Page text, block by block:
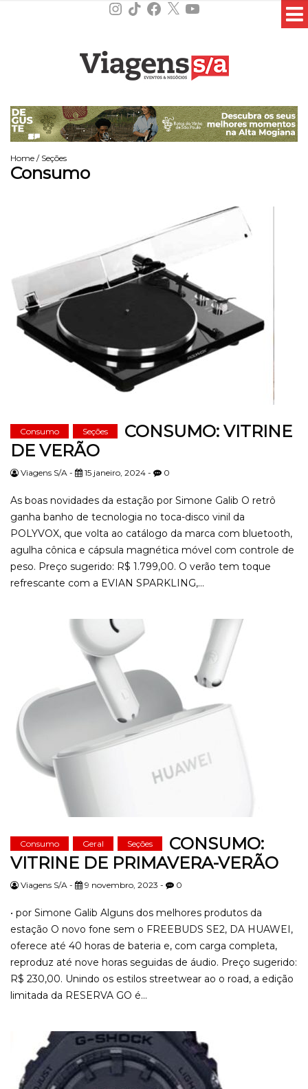
Instagram
TikTokFacebook
X YouTube
Home / Seções
Consumo
Consumo Seções
CONSUMO: VITRINE
DE VERÃO
Viagens S/A - 15 janeiro, 2024 - 0
As boas novidades da estação por Simone Galib O retrô
ganha banho de tecnologia no toca-disco vinil da
POLYVOX, que volta ao catálogo da marca com bluetooth,
agulha cônica e cápsula magnética móvel com controle de
peso. Preço sugerido: R$ 1.799,00. O verão tem toque
refrescante com a EVIAN SPARKLING,...
Consumo Geral Seções
CONSUMO:
VITRINE DE PRIMAVERA-VERÃO
Viagens S/A - 9 novembro, 2023 - 0
• por Simone Galib Alguns dos melhores produtos da
estação O novo fone sem o FREEBUDS SE2, DA HUAWEI,
oferece até 40 horas de bateria e, com carga completa,
reproduz até nove horas seguidas de áudio. Preço sugerido:
R$ 230,00. Unindo os estilos streetwear ao o road, a edição
limitada da RESERVA GO é...